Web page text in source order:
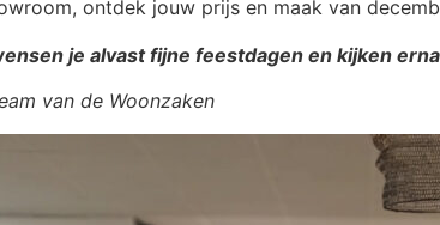
ontdek jouw prijs en maak van
je alvast fijne feestdagen en kijken
van de Woonzaken